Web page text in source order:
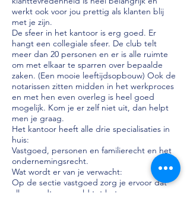
werkt ook voor jou prettig als klanten blij
met je zijn.
De sfeer in het kantoor is erg goed. Er
hangt een collegiale sfeer. De club telt
meer dan 20 personen en er is alle ruimte
om met elkaar te sparren over bepaalde
zaken. (Een mooie leeftijdsopbouw) Ook de
notarissen zitten midden in het werkproces
en met hen even overleg is heel goed
mogelijk. Kom je er zelf niet uit, dan helpt
men je graag.
Het kantoor heeft alle drie specialisaties in
huis:
Vastgoed, personen en familierecht en het
ondernemingsrecht.
Wat wordt er van je verwacht:
Op de sectie vastgoed zorg je ervoor dat
alles wordt geregeld tot het passeren van